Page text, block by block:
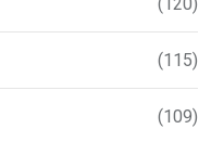
(115)
(109)